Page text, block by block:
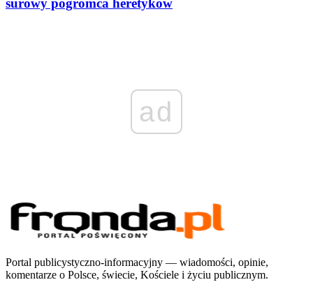
surowy pogromca heretyków
ad
Portal publicystyczno-informacyjny — wiadomości, opinie,
komentarze o Polsce, świecie, Kościele i życiu publicznym.